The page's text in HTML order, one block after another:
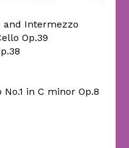
and Intermezzo
Op.39
No.1 in C minor Op.8